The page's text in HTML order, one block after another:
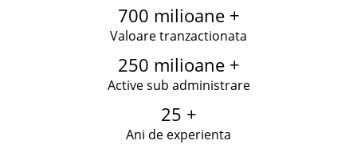
700 milioane +
Valoare tranzactionata
250 milioane +
Active sub administrare
25 +
Ani de experienta